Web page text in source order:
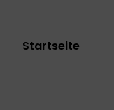
Startseite